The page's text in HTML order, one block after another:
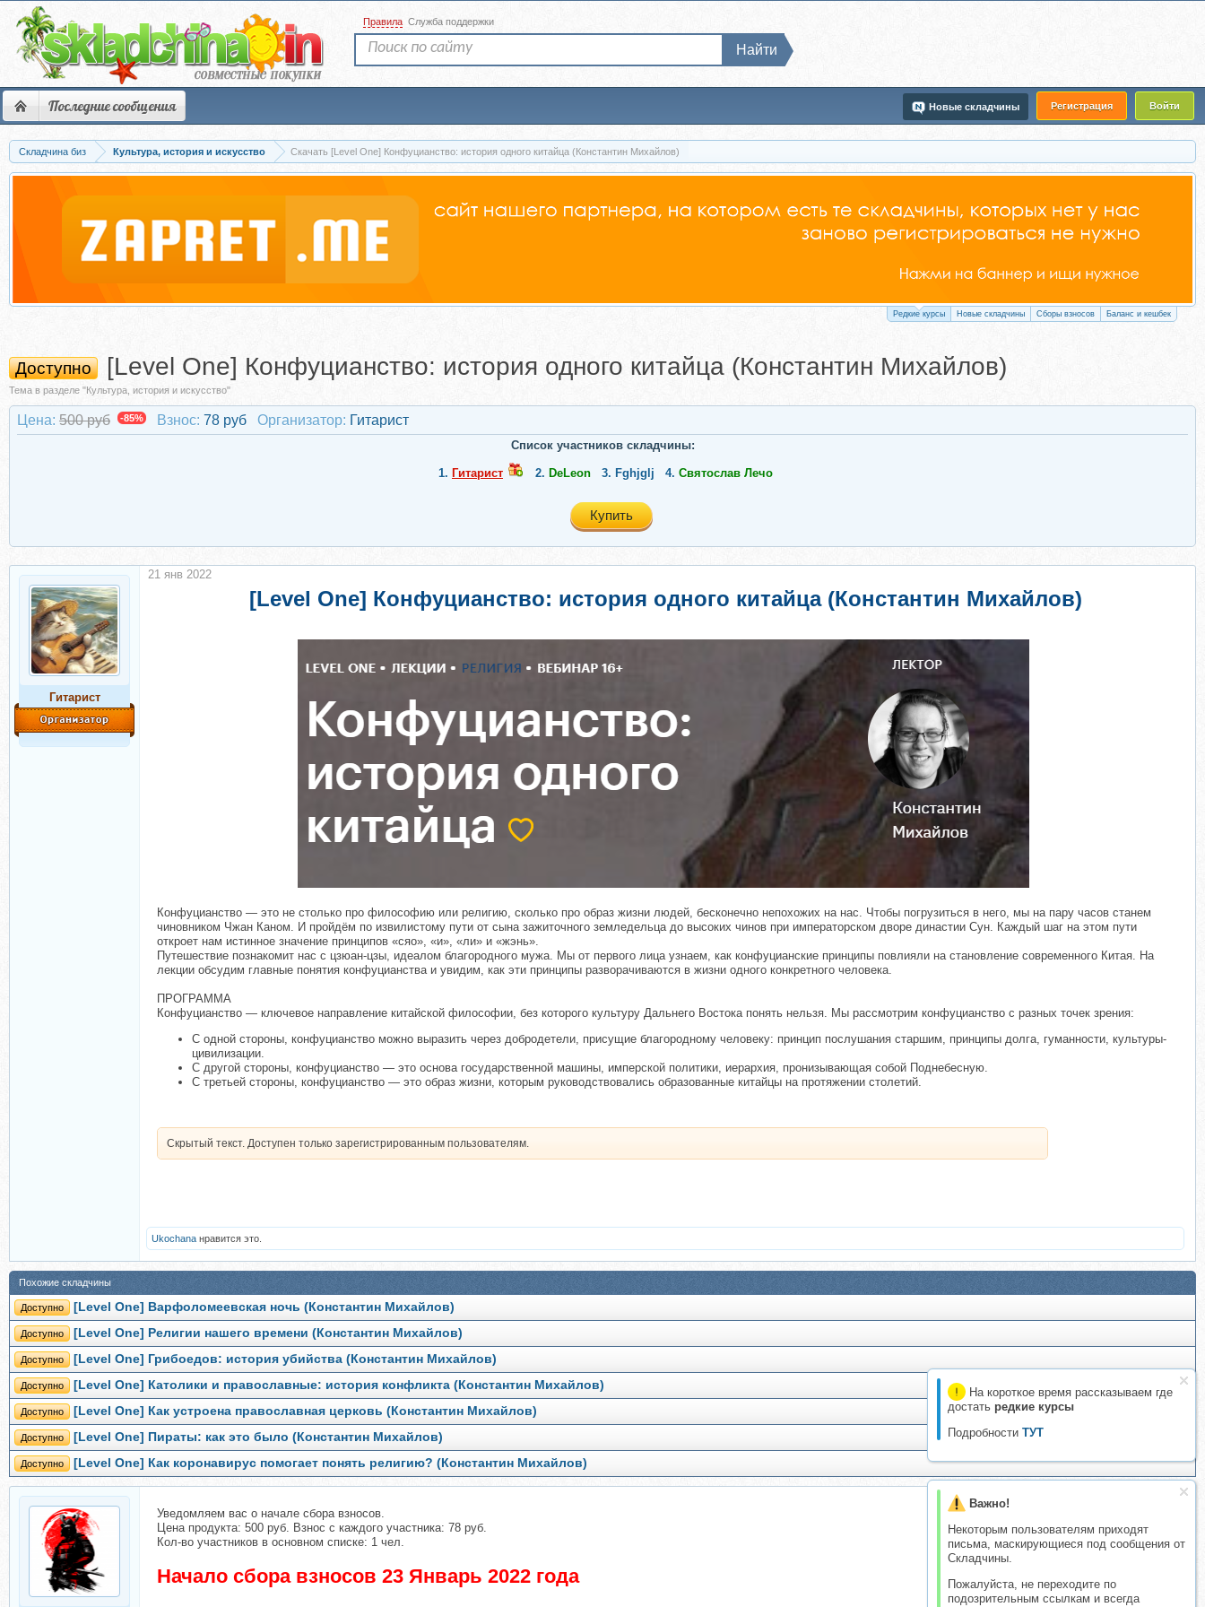
Последние сообщения Регистрация Войти
Новые складчины
Правила Служба поддержки
Найти
Складчина биз Культура, история и искусство Скачать [Level One] Конфуцианство: история одного китайца (Константин Михайлов)
Редкие курсы Новые складчины Сборы взносов Баланс и кешбек
На короткое время рассказываем где
достать редкие курсы
Подробности ТУТ
Важно!
Некоторым пользователям приходят
письма, маскирующиеся под сообщения от
Складчины.
Пожалуйста, не переходите по
подозрительным ссылкам и всегда
Доступно [Level One] Конфуцианство: история одного китайца (Константин Михайлов)
Тема в разделе "Культура, история и искусство"
Цена: 500 руб -85% Взнос: 78 руб Организатор: Гитарист
Список участников складчины:
1. Гитарист 2. DeLeon 3. Fghjglj 4. Святослав Лечо
Купить
Гитарист
[Level One] Конфуцианство: история одного китайца (Константин Михайлов)
Конфуцианство — это не столько про философию или религию, сколько про образ жизни людей, бесконечно непохожих на нас. Чтобы погрузиться в него, мы на пару часов станем
чиновником Чжан Каном. И пройдём по извилистому пути от сына зажиточного земледельца до высоких чинов при императорском дворе династии Сун. Каждый шаг на этом пути
откроет нам истинное значение принципов «сяо», «и», «ли» и «жэнь».
Путешествие познакомит нас с цзюан-цзы, идеалом благородного мужа. Мы от первого лица узнаем, как конфуцианские принципы повлияли на становление современного Китая. На
лекции обсудим главные понятия конфуцианства и увидим, как эти принципы разворачиваются в жизни одного конкретного человека.
ПРОГРАММА
Конфуцианство — ключевое направление китайской философии, без которого культуру Дальнего Востока понять нельзя. Мы рассмотрим конфуцианство с разных точек зрения:
С одной стороны, конфуцианство можно выразить через добродетели, присущие благородному человеку: принцип послушания старшим, принципы долга, гуманности, культуры-
цивилизации.
С другой стороны, конфуцианство — это основа государственной машины, имперской политики, иерархия, пронизывающая собой Поднебесную.
С третьей стороны, конфуцианство — это образ жизни, которым руководствовались образованные китайцы на протяжении столетий.
Скрытый текст. Доступен только зарегистрированным пользователям.
21 янв 2022
Ukochana нравится это.
Похожие складчины
Доступно [Level One] Варфоломеевская ночь (Константин Михайлов)
Доступно [Level One] Религии нашего времени (Константин Михайлов)
Доступно [Level One] Грибоедов: история убийства (Константин Михайлов)
Доступно [Level One] Католики и православные: история конфликта (Константин Михайлов)
Доступно [Level One] Как устроена православная церковь (Константин Михайлов)
Доступно [Level One] Пираты: как это было (Константин Михайлов)
Доступно [Level One] Как коронавирус помогает понять религию? (Константин Михайлов)
Уведомляем вас о начале сбора взносов.
Цена продукта: 500 руб. Взнос с каждого участника: 78 руб.
Кол-во участников в основном списке: 1 чел.
Начало сбора взносов 23 Январь 2022 года